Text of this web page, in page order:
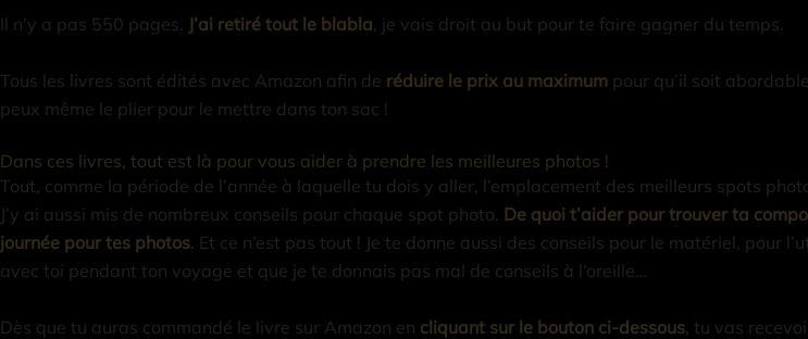
Il n’y a pas 550 pages. J’ai retiré tout le blabla, je vais droit au but pour te faire gagner du temps.
Tous les livres sont édités avec Amazon afin de réduire le prix au maximum pour qu’il soit
peux même le plier pour le mettre dans ton sac !
Dans ces livres, tout est là pour vous aider à prendre les meilleures photos !
Tout, comme la période de l’année à laquelle tu dois y aller, l’emplacement des meilleurs spots
J’y ai aussi mis de nombreux conseils pour chaque spot photo. De quoi t’aider pour trouver ta
journée pour tes photos. Et ce n’est pas tout ! Je te donne aussi des conseils pour le matériel, pour
avec toi pendant ton voyage et que je te donnais pas mal de conseils à l’oreille…
Dès que tu auras commandé le livre sur Amazon en cliquant sur le bouton ci-dessous, tu vas